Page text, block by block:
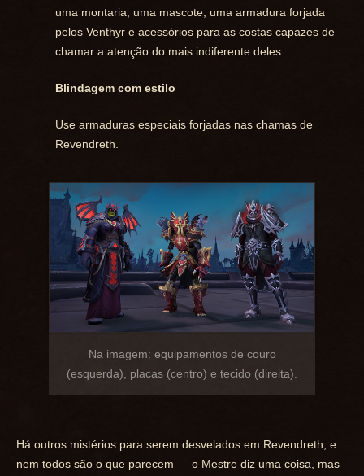
uma montaria, uma mascote, uma armadura forjada
pelos Venthyr e acessórios para as costas capazes de
chamar a atenção do mais indiferente deles.
Blindagem com estilo
Use armaduras especiais forjadas nas chamas de
Revendreth.
Na imagem: equipamentos de couro
(esquerda), placas (centro) e tecido (direita).
Há outros mistérios para serem desvelados em Revendreth, e
nem todos são o que parecem — o Mestre diz uma coisa, mas